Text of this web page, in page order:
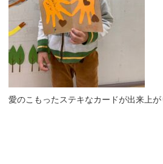
愛のこもったステキなカードが出来上が